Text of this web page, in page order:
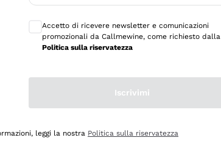
Accetto di ricevere newsletter e comunicazioni
promozionali da Callmewine, come richiesto dalla
Politica sulla riservatezza
Iscrivimi
leggi la nostra Politica sulla riservatezza